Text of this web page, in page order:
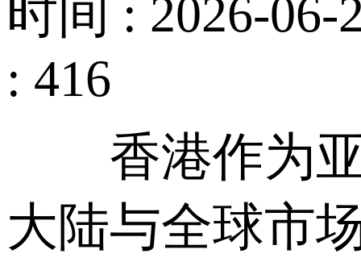
时间 : 2026-06-
: 416
香港作为亚
大陆与全球市